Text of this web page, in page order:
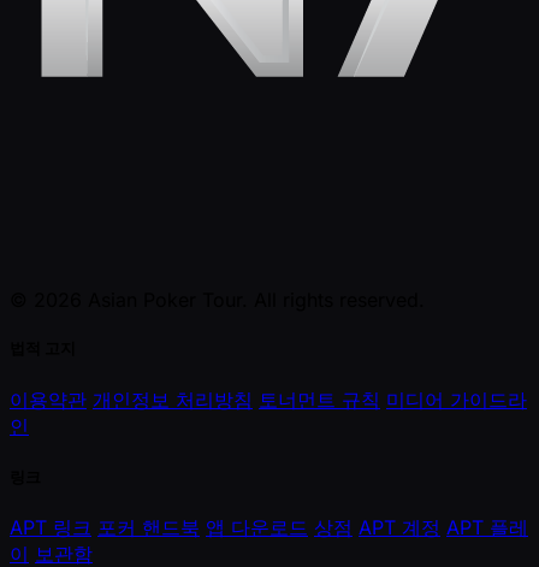
이용약관 개인정보 처리방침 토너먼트 규칙 미디어 가이드라
인
APT 링크 포커 핸드북 앱 다운로드 상점 APT 계정 APT 플레
이 보관함